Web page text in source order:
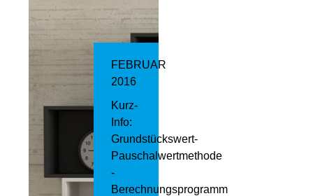
FEBRUAR
2016
Kurz-
Info:
Grundstückswert-
Pauschalwertmethode
-
Berechnungsprogramm